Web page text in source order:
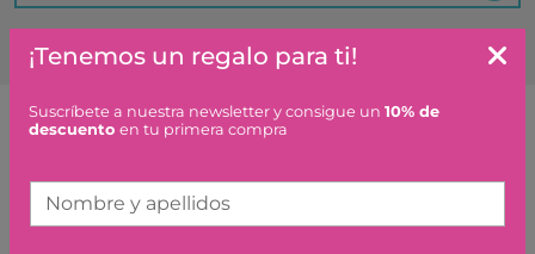
TAMBOR DE GUARDIA
¡Tenemos un regalo para ti!
Suscríbete a nuestra newsletter y consigue un 10% de
descuento en tu primera compra
Nombre y apellidos